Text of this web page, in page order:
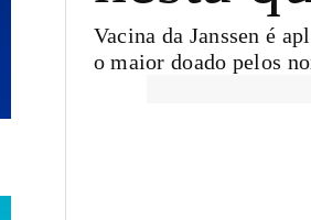
Vacina da Janssen é
o maior doado pelos